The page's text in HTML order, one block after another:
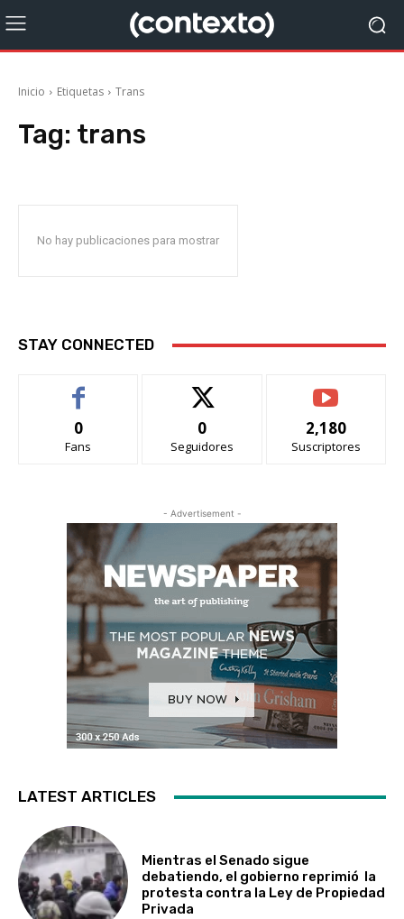
Inicio Etiquetas Trans
Tag: trans
No hay publicaciones para mostrar
STAY CONNECTED
0
Fans
0
Seguidores
2,180
Suscriptores
- Advertisement -
LATEST ARTICLES
Mientras el Senado sigue
debatiendo, el gobierno reprimió la
protesta contra la Ley de Propiedad
Privada